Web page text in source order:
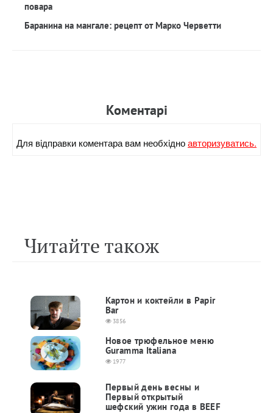
повара
Баранина на мангале: рецепт от Марко Черветти
Коментарi
Для вiдправки коментара вам необхiдноавторизуватись.
Читайте також
Картон и коктейли в Papir
Bar
3856
Новое трюфельное меню
Guramma Italiana
1977
Первый день весны и
Первый открытый
шефский ужин года в BEEF